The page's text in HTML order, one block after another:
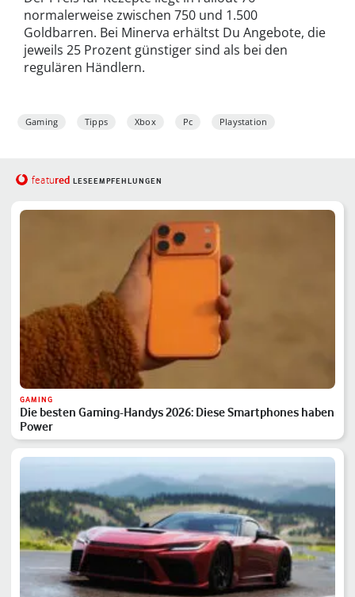
normalerweise zwischen 750 und 1.500
Goldbarren. Bei Minerva erhältst Du Angebote, die
jeweils 25 Prozent günstiger sind als bei den
regulären Händlern.
Gaming Tipps Xbox Pc Playstation
featured LESEEMPFEHLUNGEN
GAMING
Die besten Gaming-Handys 2026: Diese Smartphones haben
Power